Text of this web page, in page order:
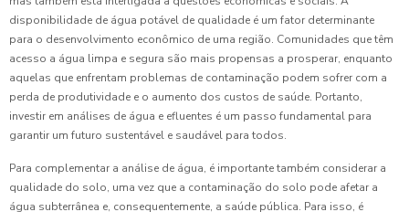
disponibilidade de água potável de qualidade é um fator determinante
para o desenvolvimento econômico de uma região. Comunidades que têm
acesso a água limpa e segura são mais propensas a prosperar, enquanto
aquelas que enfrentam problemas de contaminação podem sofrer com a
perda de produtividade e o aumento dos custos de saúde. Portanto,
investir em análises de água e efluentes é um passo fundamental para
garantir um futuro sustentável e saudável para todos.
Para complementar a análise de água, é importante também considerar a
qualidade do solo, uma vez que a contaminação do solo pode afetar a
água subterrânea e, consequentemente, a saúde pública. Para isso, é